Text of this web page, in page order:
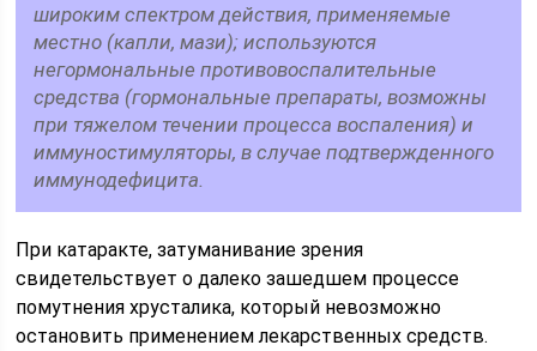
широким спектром действия, применяемые
местно (капли, мази); используются
негормональные противовоспалительные
средства (гормональные препараты, возможны
при тяжелом течении процесса воспаления) и
иммуностимуляторы, в случае подтвержденного
иммунодефицита.
При катаракте, затуманивание зрения
свидетельствует о далеко зашедшем процессе
помутнения хрусталика, который невозможно
остановить применением лекарственных средств.